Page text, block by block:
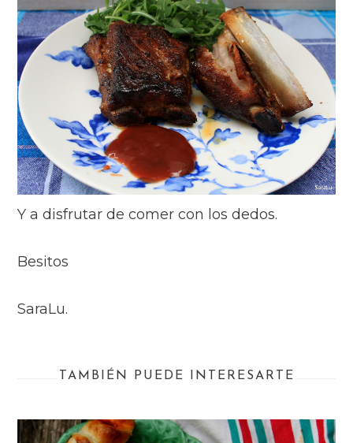
Y a disfrutar de comer con los dedos.
Besitos
SaraLu.
TAMBIÉN PUEDE INTERESARTE